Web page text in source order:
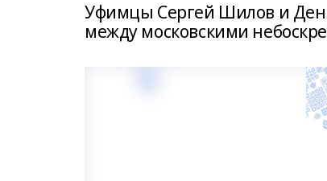
Уфимцы Сергей Шилов и
между московскими